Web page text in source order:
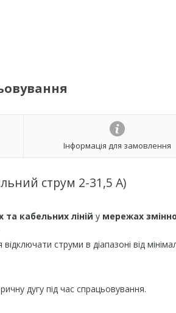
Інформація для замовлення
струм 2-31,5 А)
та кабельних ліній у мережах
струми в діапазоні від
дугу під час спрацьовування.